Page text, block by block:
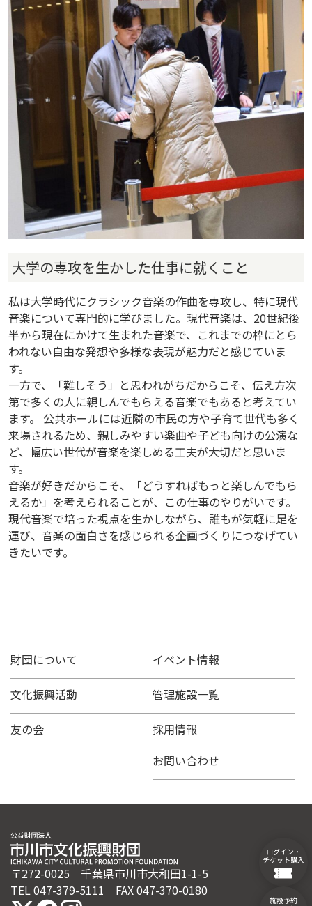
大学の専攻を生かした仕事に就くこと
私は大学時代にクラシック音楽の作曲を専攻し、特に現代
音楽について専門的に学びました。現代音楽は、20世紀後
半から現在にかけて生まれた音楽で、これまでの枠にとら
われない自由な発想や多様な表現が魅力だと感じていま
す。
一方で、「難しそう」と思われがちだからこそ、伝え方次
第で多くの人に親しんでもらえる音楽でもあると考えてい
ます。 公共ホールには近隣の市民の方や子育て世代も多く
来場されるため、親しみやすい楽曲や子ども向けの公演な
ど、幅広い世代が音楽を楽しめる工夫が大切だと思いま
す。
音楽が好きだからこそ、「どうすればもっと楽しんでもら
えるか」を考えられることが、この仕事のやりがいです。
現代音楽で培った視点を生かしながら、誰もが気軽に足を
運び、音楽の面白さを感じられる企画づくりにつなげてい
きたいです。
財団について イベント情報
文化振興活動 管理施設一覧
友の会
採用情報
お問い合わせ
ログイン・
チケット購入
施設予約
〒272-0025 千葉県市川市大和田1-1-5
TEL 047-379-5111 FAX 047-370-0180